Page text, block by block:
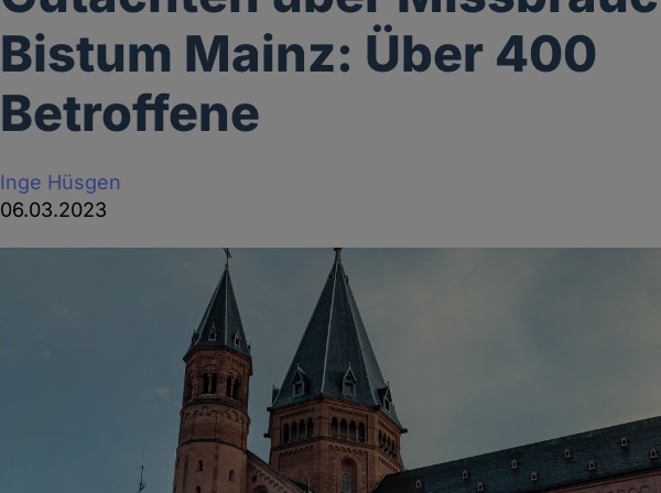
Bistum Mainz: Über 400
Betroffene
Inge Hüsgen
06.03.2023